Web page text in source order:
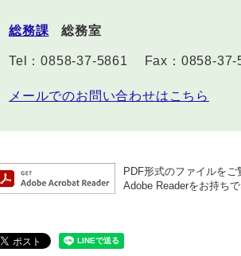
総務課 総務室
Tel：0858-37-5861 Fax：0858-37-
メールでのお問い合わせはこちら
PDF形式のファイルをご
Adobe Readerをお持ち